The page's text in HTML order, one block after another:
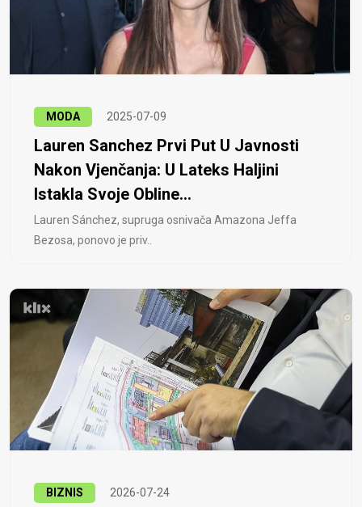
MODA 2025-07-09
Lauren Sanchez Prvi Put U Javnosti
Nakon Vjenčanja: U Lateks Haljini
Istakla Svoje Obline...
Lauren Sánchez, supruga osnivača Amazona Jeffa
Bezosa, ponovo je priv..
BIZNIS 2026-07-24